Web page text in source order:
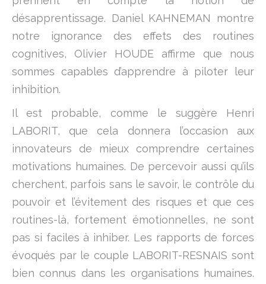
désapprentissage. Daniel KAHNEMAN montre
notre ignorance des effets des routines
cognitives, Olivier HOUDE affirme que nous
sommes capables d’apprendre à piloter leur
inhibition.
Il est probable, comme le suggère Henri
LABORIT, que cela donnera l’occasion aux
innovateurs de mieux comprendre certaines
motivations humaines. De percevoir aussi qu’ils
cherchent, parfois sans le savoir, le contrôle du
pouvoir et l’évitement des risques et que ces
routines-là, fortement émotionnelles, ne sont
pas si faciles à inhiber. Les rapports de forces
évoqués par le couple LABORIT-RESNAIS sont
bien connus dans les organisations humaines.